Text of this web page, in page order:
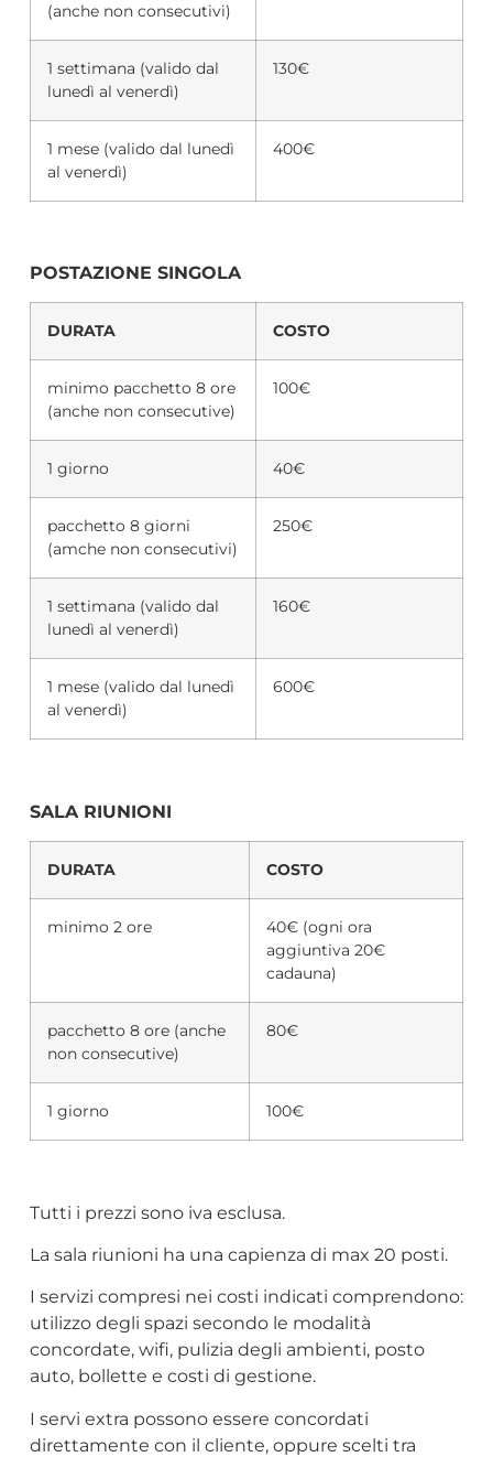
(anche non consecutivi)
1 settimana (valido dal
lunedì al venerdì)
130€
1 mese (valido dal lunedì
al venerdì)
400€
POSTAZIONE SINGOLA
DURATA COSTO
minimo pacchetto 8 ore
(anche non consecutive)
100€
1 giorno 40€
pacchetto 8 giorni
(amche non consecutivi)
250€
1 settimana (valido dal
lunedì al venerdì)
160€
1 mese (valido dal lunedì
al venerdì)
600€
SALA RIUNIONI
DURATA COSTO
minimo 2 ore
40€ (ogni ora
aggiuntiva 20€
cadauna)
pacchetto 8 ore (anche
non consecutive)
80€
1 giorno 100€
Tutti i prezzi sono iva esclusa.
La sala riunioni ha una capienza di max 20 posti.
I servizi compresi nei costi indicati comprendono:
utilizzo degli spazi secondo le modalità
concordate, wifi, pulizia degli ambienti, posto
auto, bollette e costi di gestione.
I servi extra possono essere concordati
direttamente con il cliente, oppure scelti tra